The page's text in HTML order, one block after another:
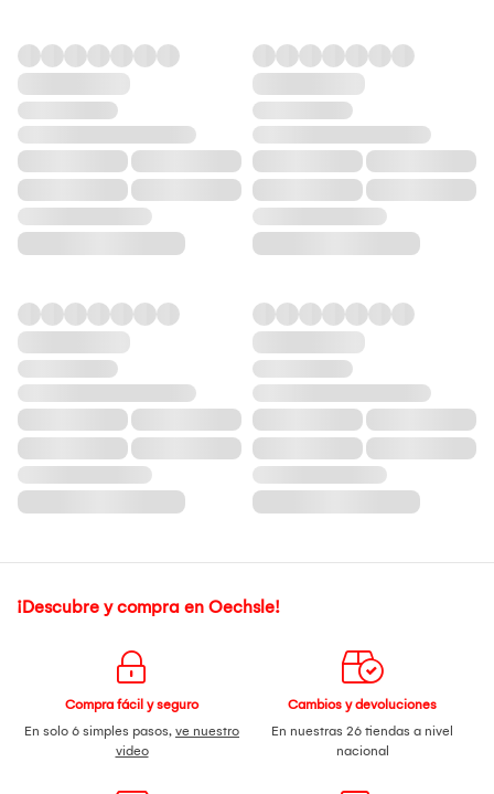
¡Descubre y compra en Oechsle!
Compra fácil y seguro
En solo 6 simples pasos, ve nuestro
video
Cambios y devoluciones
En nuestras 26 tiendas a nivel
nacional